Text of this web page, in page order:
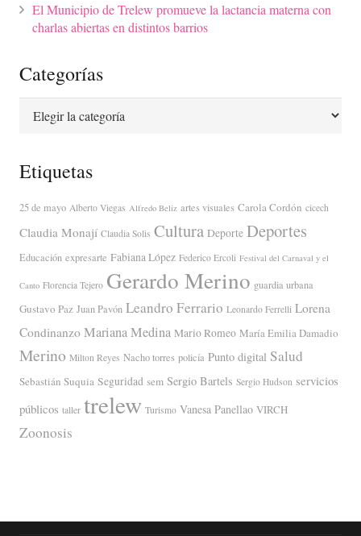
El Municipio de Trelew promueve la lactancia materna con
charlas abiertas en distintos barrios
Categorías
Categorías
Etiquetas
25 de mayo Alberto Viegas Alfredo Beliz artes visuales Carola Cordón cicech
Claudia Monají Claudia Solis Cultura Deporte Deportes
Educación expresarte Fabiana López Federico Ercoli Festival del Carnaval y el
Canto Florencia Tejero Gerardo Merino guardia urbana
Gustavo Paz Juan Pavón Leandro Ferrario Leonardo Ferrelli Lorena
Condinanzo Mariana Medina Mario Romeo María Emilia Damadio
Merino Milton Reyes Nacho torres policía Punto digital Salud
Sebastián Suquia Seguridad sem Sergio Bartels Sergio Hudson servicios
públicos taller trelew Turismo Vanesa Panellao VIRCH
Zoonosis